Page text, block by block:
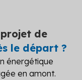
de
le départ ?
énergétique
en amont.